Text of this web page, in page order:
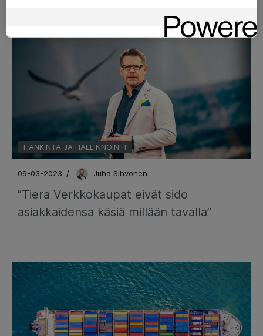
HANKINTA JA HALLINNOINTI
09-03-2023 / Juha Sihvonen
”Tiera Verkkokaupat eivät sido
asiakkaidensa käsiä millään tavalla”